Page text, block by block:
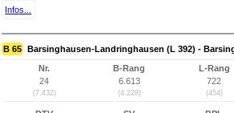
Infos...
B 65 Barsinghausen-Landringhausen (L 392) -
Nr.
24
(7.432)
B-Rang
6.613
(4.228)
L-Rang
722
(454)